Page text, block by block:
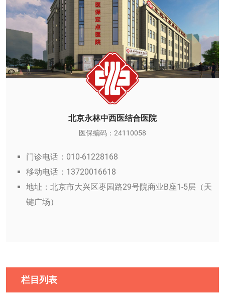
北京永林中西医结合医院
医保编码：24110058
门诊电话：010-61228168
移动电话：13720016618
地址：北京市大兴区枣园路29号院商业B座1-5层（天
键广场）
栏目列表